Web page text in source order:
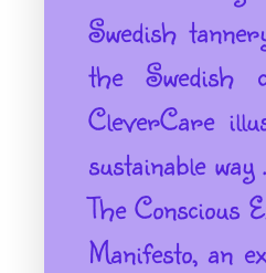
Swedish
the Swedish
CleverCare
sustainable way .
The Conscious
Manifesto, an